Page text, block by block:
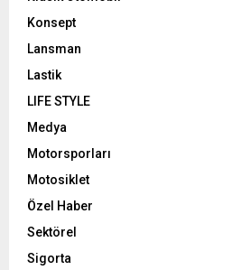
Konsept
Lansman
Lastik
LIFE STYLE
Medya
Motorsporları
Motosiklet
Özel Haber
Sektörel
Sigorta